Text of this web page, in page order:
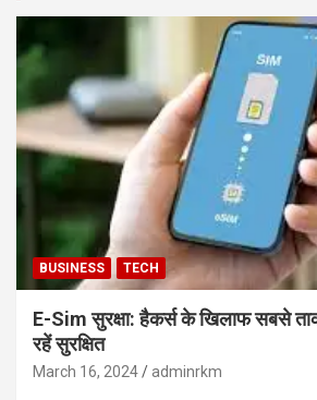
BUSINESS TECH
E-Sim सुरक्षा: हैकर्स के खिलाफ सबसे
रहें सुरक्षित
March 16, 2024 adminrkm